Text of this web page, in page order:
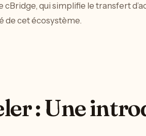
qui simplifie le transfert
de cet écosystème.
: Une